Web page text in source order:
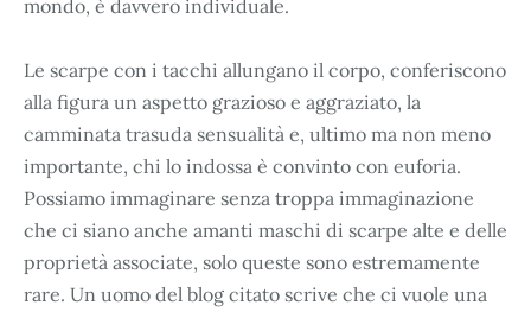
mondo, è davvero individuale.
Le scarpe con i tacchi allungano il corpo, conferiscono
alla figura un aspetto grazioso e aggraziato, la
camminata trasuda sensualità e, ultimo ma non meno
importante, chi lo indossa è convinto con euforia.
Possiamo immaginare senza troppa immaginazione
che ci siano anche amanti maschi di scarpe alte e delle
proprietà associate, solo queste sono estremamente
rare. Un uomo del blog citato scrive che ci vuole una